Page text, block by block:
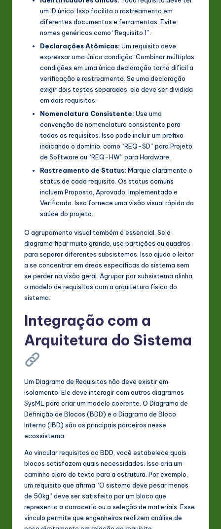
um ID único. Isso facilita o rastreamento em
diferentes documentos e ferramentas. Evite
nomes genéricos como “Requisito 1”.
Declarações Atômicas: Um requisito deve
expressar uma única condição. Combinar múltiplas
condições em uma única declaração torna difícil a
verificação e rastreamento. Se uma declaração
exigir dois testes separados, ela deve ser dividida
em dois requisitos.
Nomenclatura Consistente: Use uma
convenção de nomenclatura consistente para
todos os requisitos. Isso pode incluir um prefixo
indicando o domínio, como “REQ-SD” para Projeto
de Software ou “REQ-HW” para Hardware.
Rastreamento de Status: Marque claramente o
status de cada requisito. Os status comuns
incluem Proposto, Aprovado, Implementado e
Verificado. Isso fornece uma visão visual rápida da
saúde do projeto.
O agrupamento visual também é essencial. Se o
diagrama ficar muito grande, use partições ou quadros
para separar diferentes subsistemas. Isso ajuda o leitor
a se concentrar em áreas específicas do sistema sem
se perder na visão geral. Agrupar por subsistema alinha
o modelo de requisitos com a arquitetura física do
sistema.
Integração com a
Arquitetura do Sistema
Um Diagrama de Requisitos não deve existir em
isolamento. Ele deve interagir com outros diagramas
SysML para criar um modelo coerente. O Diagrama de
Definição de Blocos (BDD) e o Diagrama de Bloco
Interno (IBD) são os principais parceiros nesse
ecossistema.
Ao vincular requisitos ao BDD, você estabelece quais
blocos satisfazem quais necessidades. Isso cria um
caminho claro do texto para a estrutura. Por exemplo,
um requisito que afirma “O sistema deve pesar menos
de 50kg” deve ser satisfeito por um bloco que
representa a carroceria ou a seleção de materiais. Esse
vínculo permite que engenheiros realizem análise de